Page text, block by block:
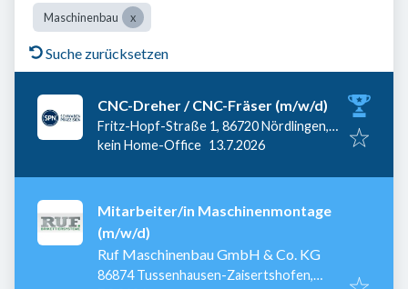
Maschinenbau
Suche zurücksetzen
CNC-Dreher / CNC-Fräser (m/w/d)
Fritz-Hopf-Straße 1, 86720 Nördlingen,
Deutschland
kein Home-Office Veröffentlicht
13.7.2026
Mitarbeiter/in Maschinenmontage
(m/w/d)
Ruf Maschinenbau GmbH & Co. KG
86874 Tussenhausen-Zaisertshofen,